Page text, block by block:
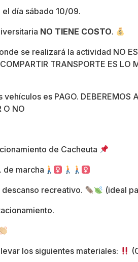
día sábado 10/09.
NO TIENE COSTO.
se realizará la actividad NO
TRANSPORTE ES LO
es PAGO. DEBEREMOS
O NO
de Cacheuta
de marcha
recreativo.
(ideal
los siguientes materiales: